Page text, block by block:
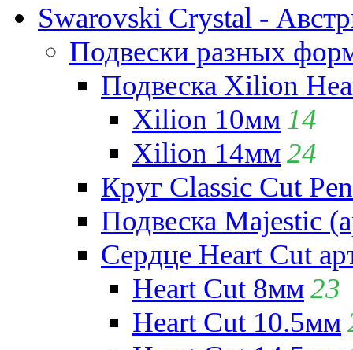
Swarovski Crystal -
Подвески разных
Подвеска Xilion
Xilion 10мм 14
Xilion 14мм24
Круг Classic Cut
Подвеска Majestic
Сердце Heart Cut
Heart Cut 8мм23
Heart Cut 10.5мм